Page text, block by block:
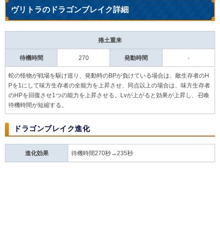
ヴリトラのドラゴンブレイク詳細
捲土重来
待機時間 270 発動時間 -
蛇の怪物が戦場を駆け巡り、発動時のBPが負けている場合は、敵生存者のH
Pを1にして味方生存者の全能力を上昇させ、同点以上の場合は、味方生存者
のHPを回復させ1つの能力を上昇させる。Lvが上がると効果が上昇し、召喚
待機時間が短縮する。
ドラゴンブレイク進化
進化効果 待機時間270秒→235秒